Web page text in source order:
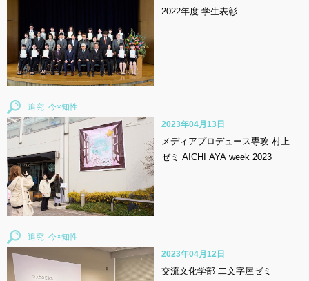
2022年度 学生表彰
追究
メディアプロデュース専攻 村上
ゼミ AICHI AYA week 2023
2023年04月13日
追究
交流文化学部 二文字屋ゼミ
2023年04月12日